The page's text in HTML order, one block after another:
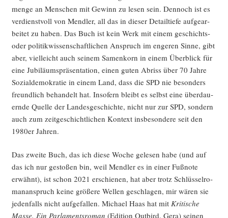
men­ge an Men­schen mit Gewinn zu lesen sein. Den­noch ist es
ver­dienst­voll von Mend­ler, all das in die­ser Detail­tie­fe auf­ge­ar­
bei­tet zu haben. Das Buch ist kein Werk mit einem geschichts-
oder poli­tik­wis­sen­schaft­li­chen Anspruch im enge­ren Sin­ne, gibt
aber, viel­leicht auch sei­nem Samen­korn in einem Über­blick für
eine Jubi­lä­ums­prä­sen­ta­ti­on, einen guten Abriss über 70 Jah­re
Sozi­al­de­mo­kra­tie in einem Land, dass die SPD nie beson­ders
freund­lich behan­delt hat. Inso­fern bleibt es selbst eine über­dau­
ern­de Quel­le der Lan­des­ge­schich­te, nicht nur zur SPD, son­dern
auch zum zeit­ge­schicht­li­chen Kon­text ins­be­son­de­re seit den
1980er Jahren.
Das zwei­te Buch, das ich die­se Woche gele­sen habe (und auf
das ich nur gesto­ßen bin, weil Mend­ler es in einer Fuß­no­te
erwähnt), ist schon 2021 erschie­nen, hat aber trotz Schlüs­sel­ro­
man­an­spruch kei­ne grö­ße­re Wel­len geschla­gen, mir wären sie
jeden­falls nicht auf­ge­fal­len. Micha­el Haas hat mit Kri­ti­sche
Mas­se. Ein Par­la­ments­ro­man (Edi­ti­on Out­bird, Gera) sei­nen